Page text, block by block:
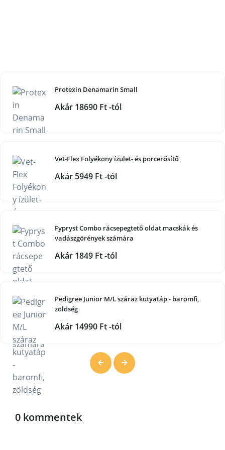
Protexin Denamarin Small
Akár 18690 Ft -tól
Vet-Flex Folyékony ízület- és porcerősítő
Akár 5949 Ft -tól
Fypryst Combo rácsepegtető oldat macskák és
vadászgörények számára
Akár 1849 Ft -tól
Pedigree Junior M/L száraz kutyatáp - baromfi,
zöldség
Akár 14990 Ft -tól
0 kommentek